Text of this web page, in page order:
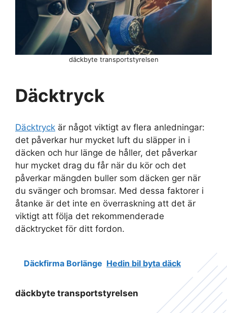
däckbyte transportstyrelsen
Däcktryck
Däcktryck är något viktigt av flera anledningar:
det påverkar hur mycket luft du släpper in i
däcken och hur länge de håller, det påverkar
hur mycket drag du får när du kör och det
påverkar mängden buller som däcken ger när
du svänger och bromsar. Med dessa faktorer i
åtanke är det inte en överraskning att det är
viktigt att följa det rekommenderade
däcktrycket för ditt fordon.
Däckfirma Borlänge Hedin bil byta däck
däckbyte transportstyrelsen